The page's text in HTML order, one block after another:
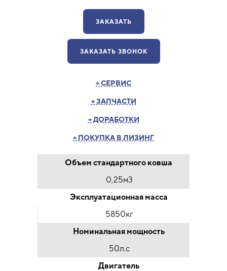
ЗАКАЗАТЬ
ЗАКАЗАТЬ ЗВОНОК
+ СЕРВИС
+ ЗАПЧАСТИ
+ ДОРАБОТКИ
+ ПОКУПКА В ЛИЗИНГ
Объем стандартного ковша
0,25м3
Эксплуатационная масса
5850кг
Номинальная мощность
50л.с
Двигатель